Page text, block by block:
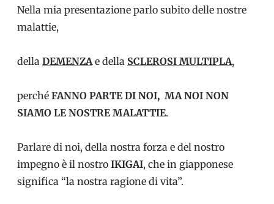
Nella mia presentazione parlo subito delle nostre
malattie,
della DEMENZAe della SCLEROSI MULTIPLA,
perché FANNO PARTE DI NOI, MA NOI NON
SIAMO LE NOSTRE MALATTIE.
Parlare di noi, della nostra forza e del nostro
impegno è il nostro IKIGAI, che in giapponese
significa “la nostra ragione di vita”.